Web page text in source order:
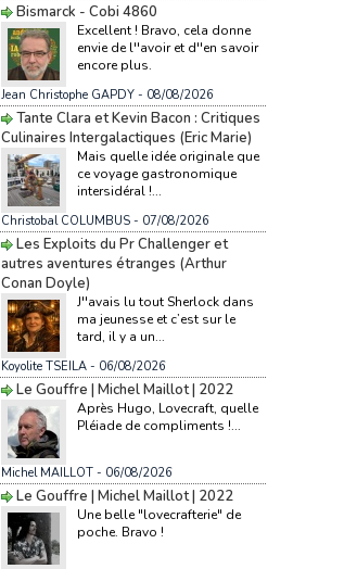
Bismarck - Cobi 4860
Excellent ! Bravo, cela donne
envie de l''avoir et d''en savoir
encore plus.
Jean Christophe GAPDY- 08/08/2026
Tante Clara et Kevin Bacon : Critiques
Culinaires Intergalactiques (Eric Marie)
Mais quelle idée originale que
ce voyage gastronomique
intersidéral !...
Christobal COLUMBUS- 07/08/2026
Les Exploits du Pr Challenger et
autres aventures étranges (Arthur
Conan Doyle)
J''avais lu tout Sherlock dans
ma jeunesse et c’est sur le
tard, il y a un...
Koyolite TSEILA- 06/08/2026
Le Gouffre | Michel Maillot | 2022
Après Hugo, Lovecraft, quelle
Pléiade de compliments !...
Michel MAILLOT- 06/08/2026
Le Gouffre | Michel Maillot | 2022
Une belle "lovecrafterie" de
poche. Bravo !